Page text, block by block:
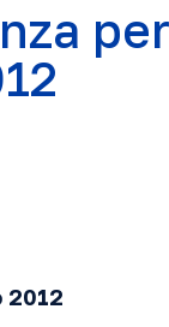
2012